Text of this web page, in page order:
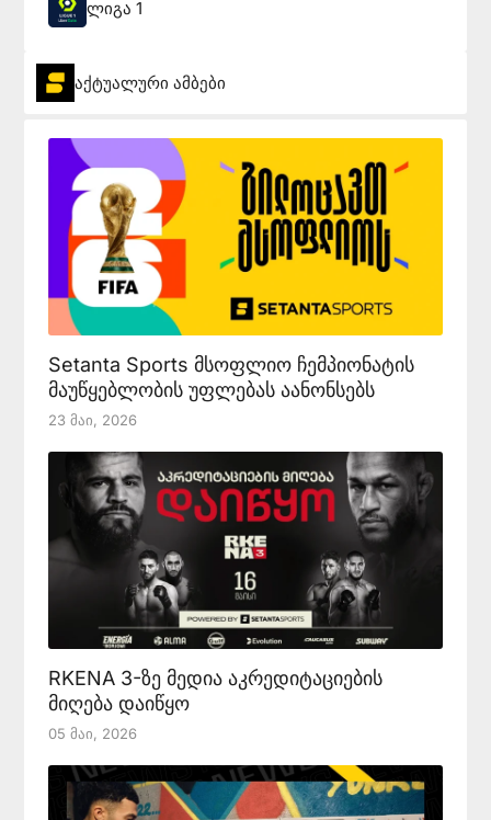
ლიგა 1
აქტუალური ამბები
Setanta Sports მსოფლიო ჩემპიონატის
მაუწყებლობის უფლებას აანონსებს
23 Მაი, 2026
RKENA 3-ზე მედია აკრედიტაციების
მიღება დაიწყო
05 Მაი, 2026